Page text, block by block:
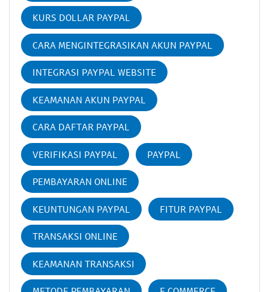
KURS DOLLAR PAYPAL
CARA MENGINTEGRASIKAN AKUN PAYPAL
INTEGRASI PAYPAL WEBSITE
KEAMANAN AKUN PAYPAL
CARA DAFTAR PAYPAL
VERIFIKASI PAYPAL PAYPAL
PEMBAYARAN ONLINE
KEUNTUNGAN PAYPAL FITUR PAYPAL
TRANSAKSI ONLINE
KEAMANAN TRANSAKSI